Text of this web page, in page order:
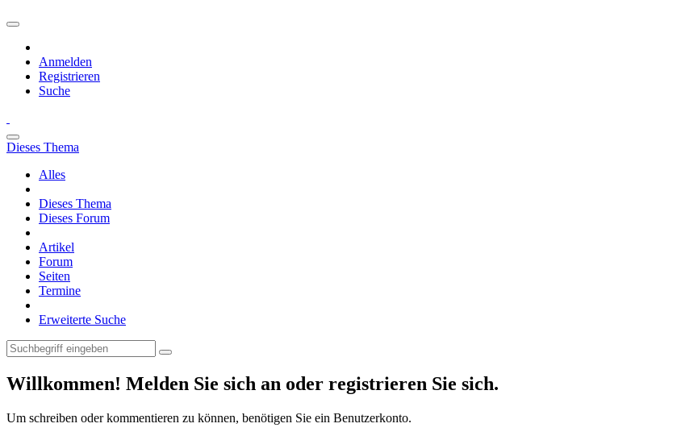
Anmelden
Registrieren
Suche
Dieses Thema
Alles
Dieses Thema
Dieses Forum
Artikel
Forum
Seiten
Termine
Erweiterte Suche
Willkommen! Melden Sie sich an oder registrieren Sie sich.
Um schreiben oder kommentieren zu können, benötigen Sie ein Benutzerkonto.